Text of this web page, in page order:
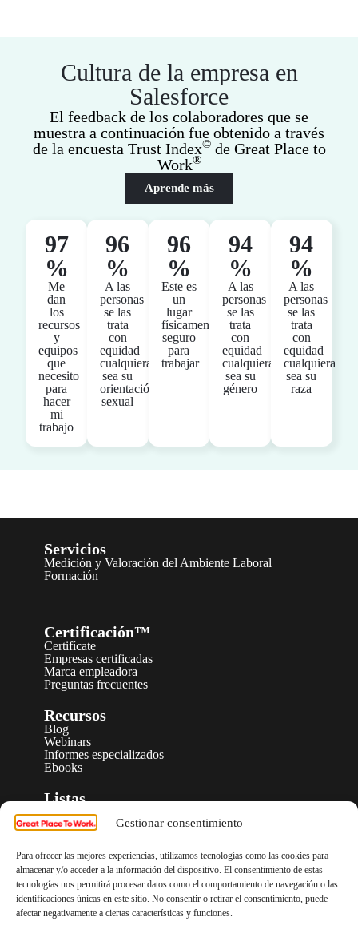
Gestionar consentimiento
Para ofrecer las mejores experiencias, utilizamos tecnologías como las cookies para
almacenar y/o acceder a la información del dispositivo. El consentimiento de estas
tecnologías nos permitirá procesar datos como el comportamiento de navegación o las
identificaciones únicas en este sitio. No consentir o retirar el consentimiento, puede
afectar negativamente a ciertas características y funciones.
Cultura de la empresa en
Salesforce
El feedback de los colaboradores que se
muestra a continuación fue obtenido a través
de la encuesta Trust Index©de Great Place to
Work®
Aprende más
97
%
Me
dan
los
recursos
y
equipos
que
necesito
para
hacer
mi
trabajo
96
%
A las
personas
se las
trata
con
equidad
cualquiera
sea su
orientación
sexual
96
%
Este es
un
lugar
físicamente
seguro
para
trabajar
94
%
A las
personas
se las
trata
con
equidad
cualquiera
sea su
género
94
%
A las
personas
se las
trata
con
equidad
cualquiera
sea su
raza
Servicios
Medición y Valoración del Ambiente Laboral
Formación
Certificación™
Certifícate
Empresas certificadas
Marca empleadora
Preguntas frecuentes
Recursos
Blog
Webinars
Informes especializados
Ebooks
Listas
Nuestras listas
Fechas rankings
Eventos
Great People's Community®
Somos GPTW®
Historia